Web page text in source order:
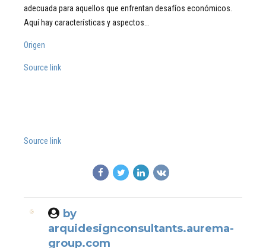
adecuada para aquellos que enfrentan desafíos económicos.
Aquí hay características y aspectos…
Origen
Source link
Source link
by
arquidesignconsultants.aurema-
group.com